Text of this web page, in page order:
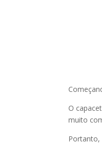
O
muito
Portanto,